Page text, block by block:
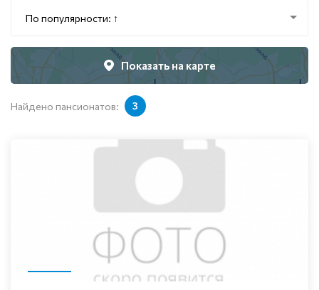
По популярности: ↑
Показать на карте
Найдено пансионатов: 3